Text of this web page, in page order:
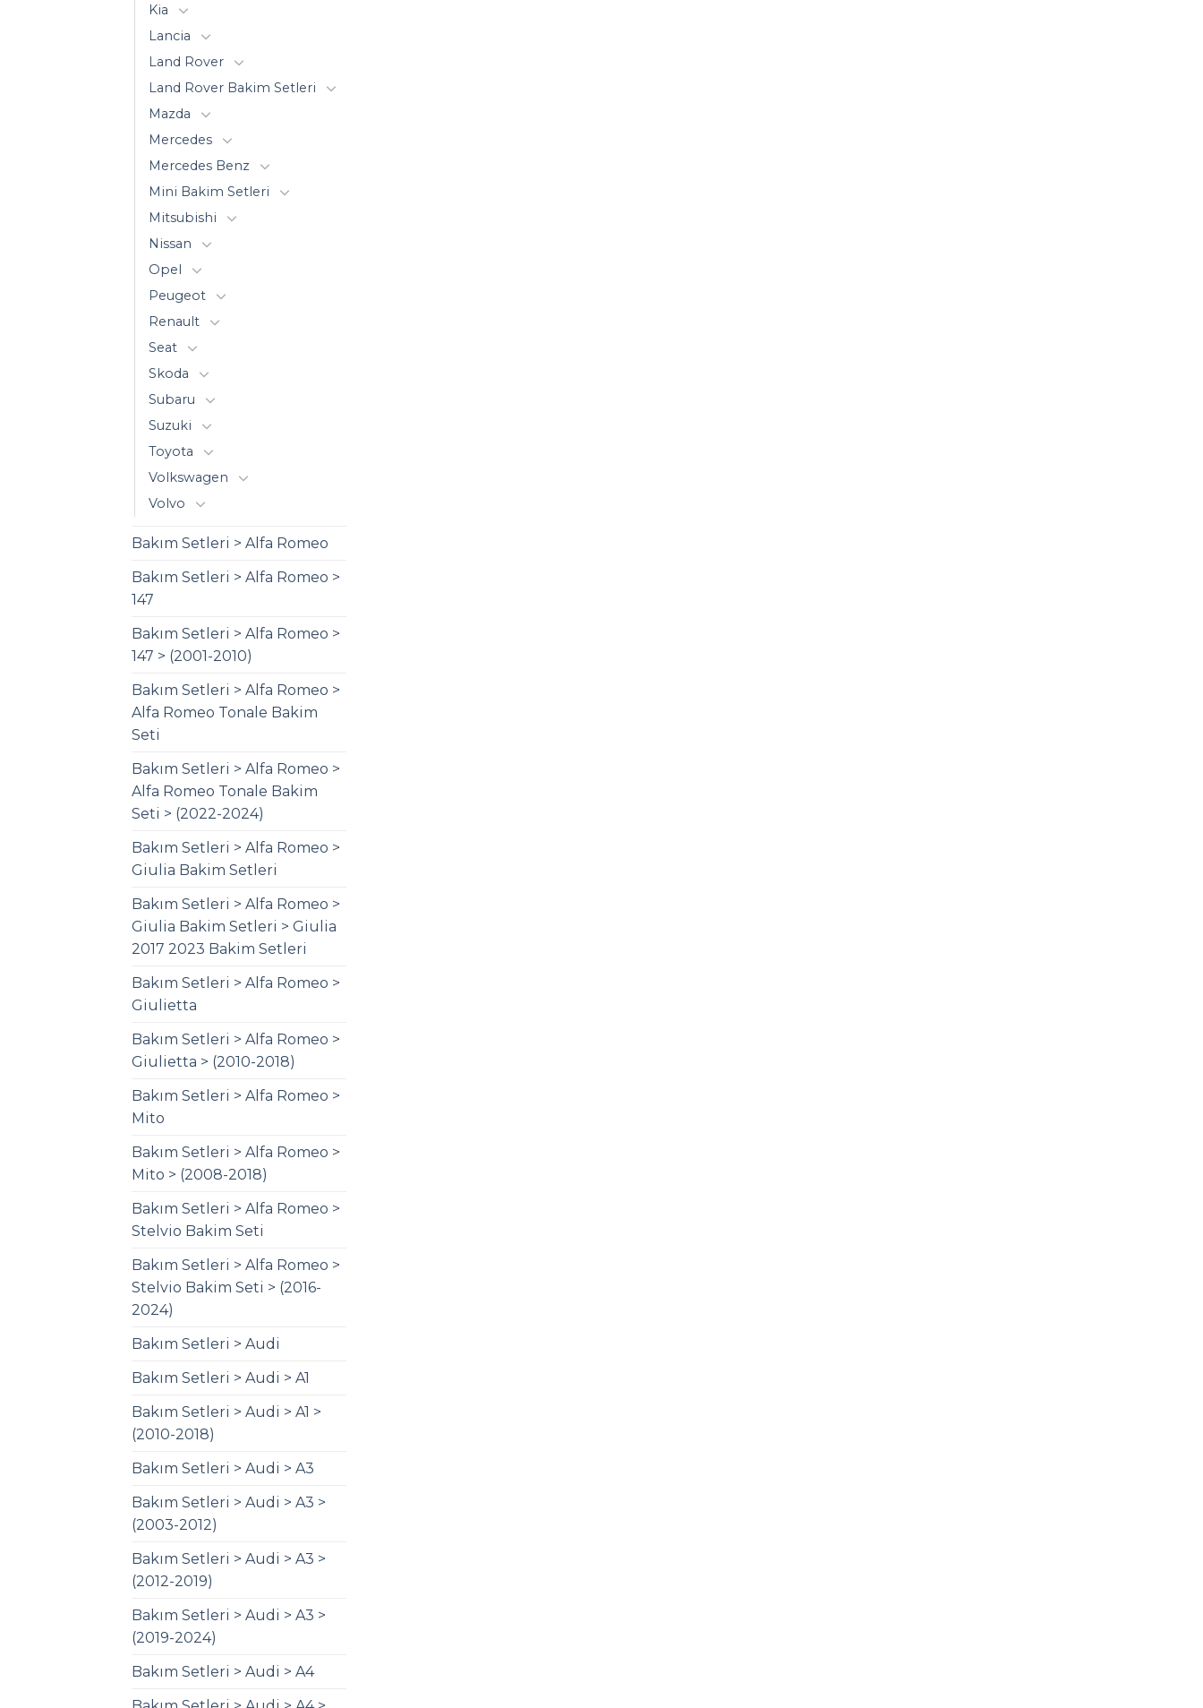
Kia
Lancia
Land Rover
Land Rover Bakim Setleri
Mazda
Mercedes
Mercedes Benz
Mini Bakim Setleri
Mitsubishi
Nissan
Opel
Peugeot
Renault
Seat
Skoda
Subaru
Suzuki
Toyota
Volkswagen
Volvo
Bakım Setleri > Alfa Romeo
Bakım Setleri > Alfa Romeo >
147
Bakım Setleri > Alfa Romeo >
147 > (2001-2010)
Bakım Setleri > Alfa Romeo >
Alfa Romeo Tonale Bakim
Seti
Bakım Setleri > Alfa Romeo >
Alfa Romeo Tonale Bakim
Seti > (2022-2024)
Bakım Setleri > Alfa Romeo >
Giulia Bakim Setleri
Bakım Setleri > Alfa Romeo >
Giulia Bakim Setleri > Giulia
2017 2023 Bakim Setleri
Bakım Setleri > Alfa Romeo >
Giulietta
Bakım Setleri > Alfa Romeo >
Giulietta > (2010-2018)
Bakım Setleri > Alfa Romeo >
Mito
Bakım Setleri > Alfa Romeo >
Mito > (2008-2018)
Bakım Setleri > Alfa Romeo >
Stelvio Bakim Seti
Bakım Setleri > Alfa Romeo >
Stelvio Bakim Seti > (2016-
2024)
Bakım Setleri > Audi
Bakım Setleri > Audi > A1
Bakım Setleri > Audi > A1 >
(2010-2018)
Bakım Setleri > Audi > A3
Bakım Setleri > Audi > A3 >
(2003-2012)
Bakım Setleri > Audi > A3 >
(2012-2019)
Bakım Setleri > Audi > A3 >
(2019-2024)
Bakım Setleri > Audi > A4